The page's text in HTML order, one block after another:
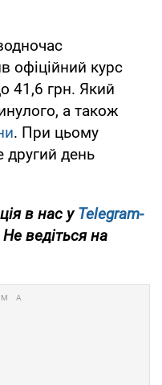
офіційний курс
41,6 грн. Який
а також
. При цьому
день
в нас уTelegram-
Не ведіться на